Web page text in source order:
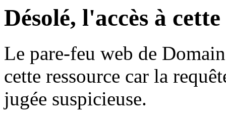
Désolé, l'accès à
Le pare-feu web de
cette ressource car la
jugée suspicieuse.